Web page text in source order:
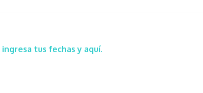
ingresa tus fechas y aquí.